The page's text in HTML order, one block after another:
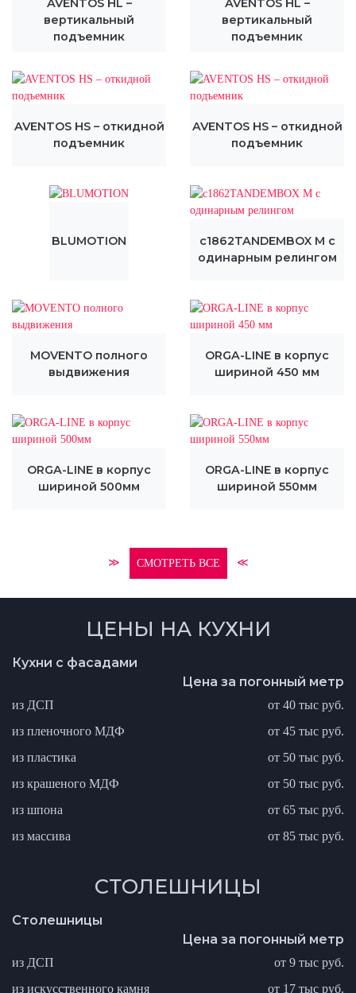
AVENTOS HL –
вертикальный
подъемник
AVENTOS HL –
вертикальный
подъемник
AVENTOS HS – откидной
подъемник
AVENTOS HS – откидной
подъемник
BLUMOTION
c1862TANDEMBOX М с
одинарным релингом
MOVENTO полного
выдвижения
ORGA-LINE в корпус
шириной 450 мм
ORGA-LINE в корпус
шириной 500мм
ORGA-LINE в корпус
шириной 550мм
≫ СМОТРЕТЬ ВСЕ ≪
ЦЕНЫ НА КУХНИ
Кухни с фасадами
Цена за погонный метр
из ДСП
от 40 тыс руб.
из пленочного МДФ
от 45 тыс руб.
из пластика
от 50 тыс руб.
из крашеного МДФ
от 50 тыс руб.
из шпона
от 65 тыс руб.
из массива
от 85 тыс руб.
СТОЛЕШНИЦЫ
Столешницы
Цена за погонный метр
из ДСП
от 9 тыс руб.
из искусственного камня
от 17 тыс руб.